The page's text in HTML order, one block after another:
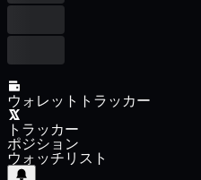
ウォレットトラッカー
トラッカー
ポジション
ウォッチリスト